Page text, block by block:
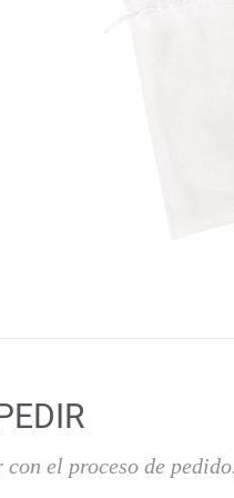
el proceso de